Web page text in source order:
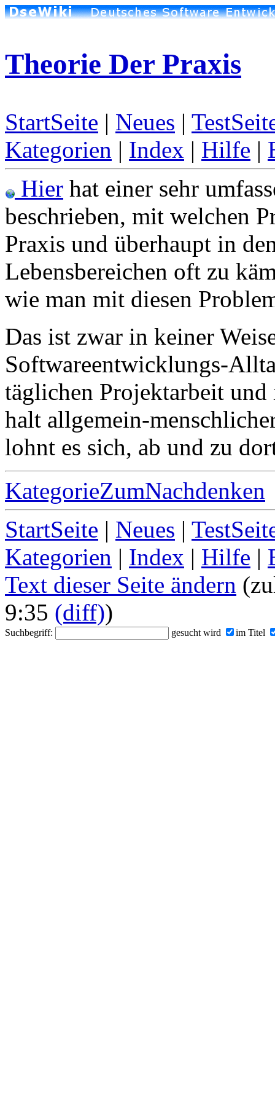
Theorie Der Praxis
StartSeite | Neues |
Kategorien | Index | Hilfe |
Hier hat einer sehr
beschrieben, mit welchen
Praxis und überhaupt in
Lebensbereichen oft zu
wie man mit diesen
Das ist zwar in keiner
Softwareentwicklungs-
täglichen Projektarbeit
halt allgemein-
lohnt es sich, ab und zu
KategorieZumNachdenken
StartSeite | Neues |
Kategorien | Index | Hilfe |
Text dieser Seite ändern
9:35 (diff))
Suchbegriff: gesucht wird im Titel